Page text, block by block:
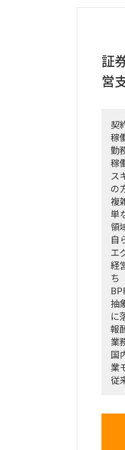
・
よ
証
営
契
稼
勤
稼
ス
の
複
単
領
自
エ
経
ち
抽
に
報
業
国
業
従